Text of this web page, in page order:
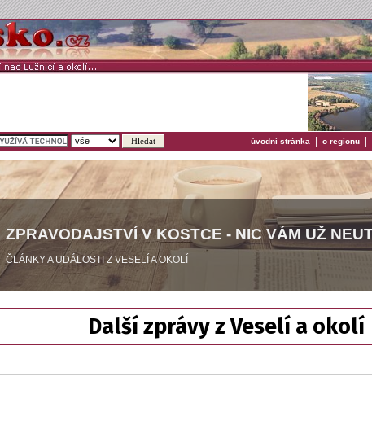
úvodní stránka | o regionu |
ZPRAVODAJSTVÍ V KOSTCE - NIC VÁM UŽ
ČLÁNKY A UDÁLOSTI Z VESELÍ A OKOLÍ
Další zprávy z Veselí a okolí